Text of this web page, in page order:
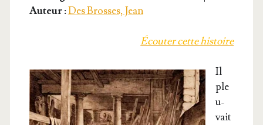
Auteur :Des Brosses, Jean
Écou­ter cette histoire
Il
ple
u­
vait